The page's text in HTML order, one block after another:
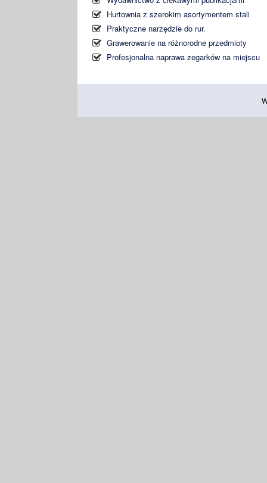
Hurtownia z szerokim asortymentem stali
Praktyczne narzędzie do rur.
Grawerowanie na różnorodne przedmioty
Profesjonalna naprawa zegarków na miejscu